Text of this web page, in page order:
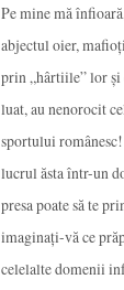
Pe mine mă
abjectul oier,
prin „hârtiile” lor și
luat, au nenorocit
sportului
lucrul ăsta într-un
presa poate să te
imaginați-vă ce
celelalte domenii